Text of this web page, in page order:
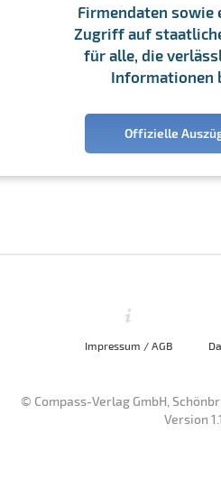
Firmendaten sowie
Zugriff auf
für alle, die
Informationen
Offizielle
Impressum / AGB
© Compass-Verlag GmbH,
Version